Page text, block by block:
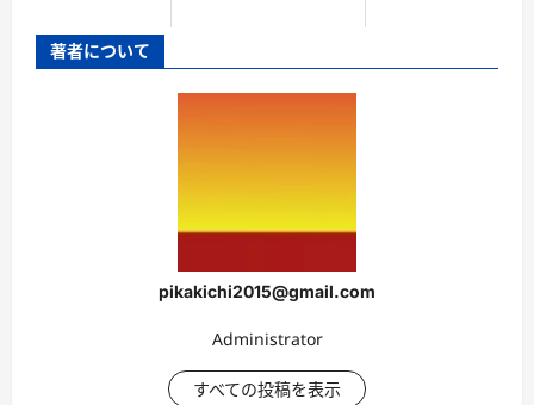
著者について
pikakichi2015@gmail.com
Administrator
すべての投稿を表示